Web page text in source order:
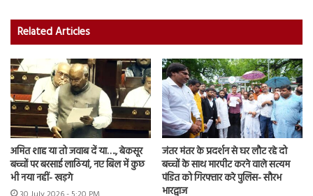
Related Articles
अमित शाह या तो जवाब दें या…., बेकसूर
बच्चों पर बरसाई लाठियां, नए बिल में कुछ
भी नया नहीं- खड़गे
जंतर मंतर के प्रदर्शन से घर लौट रहे दो
बच्चों के साथ मारपीट करने वाले सत्यम
पंडित को गिरफ्तार करे पुलिस- सौरभ
भारद्वाज